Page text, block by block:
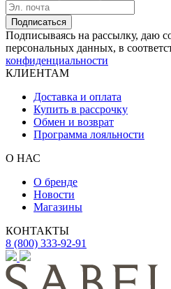
Подписаться
Подписываясь на рассылку, даю
персональных данных, в
конфиденциальности
КЛИЕНТАМ
Доставка и оплата
Купить в рассрочку
Обмен и возврат
Программа лояльности
О НАС
О бренде
Новости
Магазины
КОНТАКТЫ
8 (800) 333-92-91